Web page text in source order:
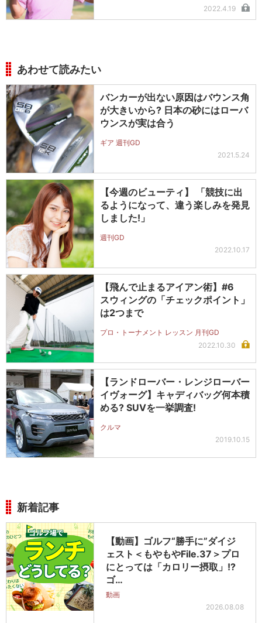
2022.4.19
あわせて読みたい
バンカーが出ない原因はバウンス角
が大きいから? 日本の砂にはローバ
ウンスが実は合う
ギア 週刊GD
2021.5.24
【今週のビューティ】 「競技に出
るようになって、違う楽しみを発見
しました!」
週刊GD
2022.10.17
【飛んで止まるアイアン術】#6
スウィングの「チェックポイント」
は2つまで
プロ・トーナメント レッスン 月刊GD
2022.10.30
【ランドローバー・レンジローバー
イヴォーグ】キャディバッグ何本積
める? SUVを一挙調査!
クルマ
2019.10.15
新着記事
【動画】ゴルフ“勝手に”ダイジ
ェスト＜もやもやFile.37＞プロ
にとっては「カロリー摂取」!?
ゴ…
動画
2026.08.08